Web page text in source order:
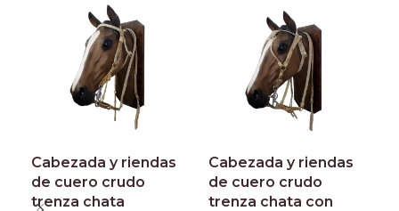
Cabezada y riendas
de cuero crudo
trenza chata
Cabezada y riendas
de cuero crudo
trenza chata con